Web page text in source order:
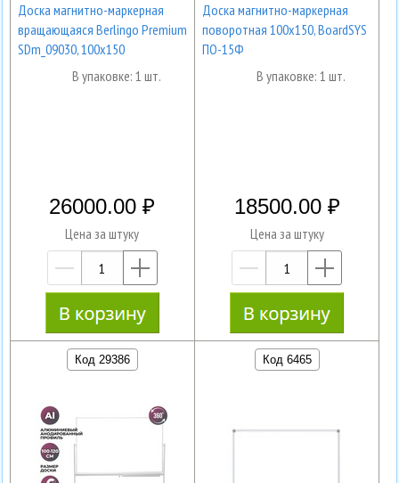
Доска магнитно-маркерная
вращающаяся Berlingo Premium
SDm_09030, 100х150
В упаковке: 1 шт.
26000.00
Цена за штуку
—
Доска магнитно-маркерная
поворотная 100х150, BoardSYS
ПО-15Ф
В упаковке: 1 шт.
18500.00
Цена за штуку
—
Код 29386 Код 6465